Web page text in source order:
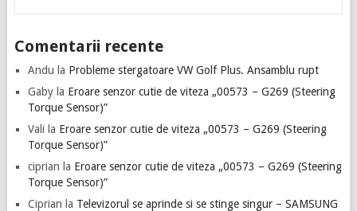
Comentarii recente
Andu la Probleme stergatoare VW Golf Plus. Ansamblu rupt
Gabyla Eroare senzor cutie de viteza „00573 – G269 (Steering
Torque Sensor)”
Vali la Eroare senzor cutie de viteza „00573 – G269 (Steering
Torque Sensor)”
ciprian la Eroare senzor cutie de viteza „00573 – G269 (Steering
Torque Sensor)”
Ciprian la Televizorul se aprinde si se stinge singur – SAMSUNG